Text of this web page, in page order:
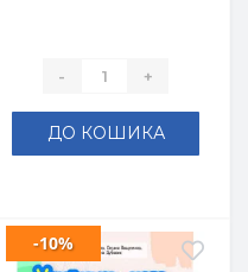
- +
ДО КОШИКА
-10%